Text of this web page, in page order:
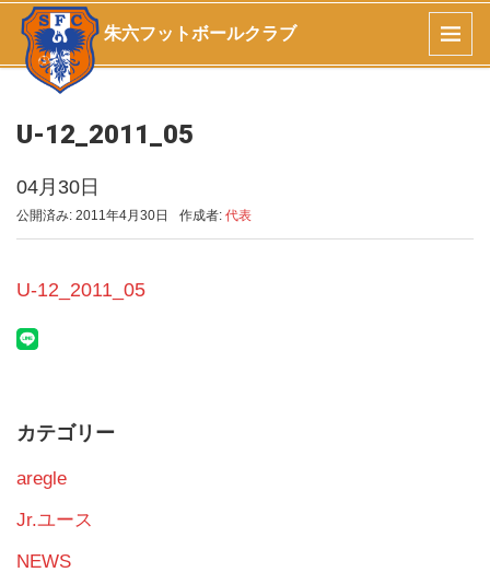
朱六フットボールクラブ
U-12_2011_05
04月30日
公開済み: 2011年4月30日 作成者: 代表
U-12_2011_05
カテゴリー
aregle
Jr.ユース
NEWS